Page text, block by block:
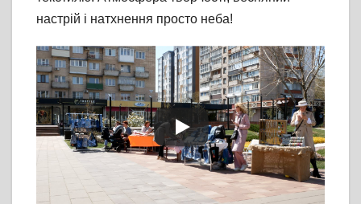
настрій і натхнення просто неба!